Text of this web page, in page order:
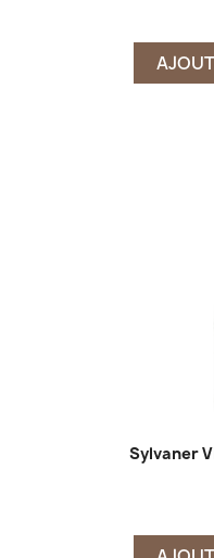
Sylvaner